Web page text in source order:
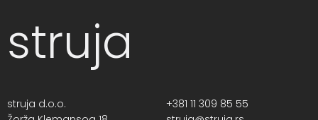
struja
struja d.o.o.
+381 11 309 85 55